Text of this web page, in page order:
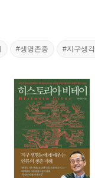
#생명존중 #지구생